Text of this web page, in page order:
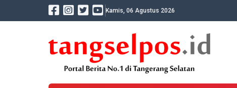
Kamis, 06 Agustus 2026